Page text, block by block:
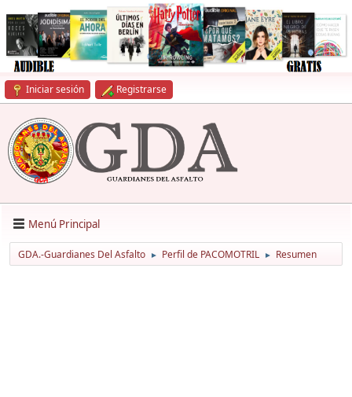
Iniciar sesión Registrarse
Menú Principal
GDA.-Guardianes Del Asfalto ► Perfil de PACOMOTRIL ► Resumen